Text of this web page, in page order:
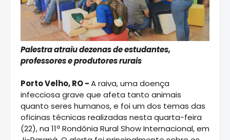
Palestra atraiu dezenas de estudantes,
professores e produtores rurais
Porto Velho, RO -A raiva, uma doença
infecciosa grave que afeta tanto animais
quanto seres humanos, e foi um dos temas das
oficinas técnicas realizadas nesta quarta-feira
(22), na 11ª Rondônia Rural Show Internacional, em